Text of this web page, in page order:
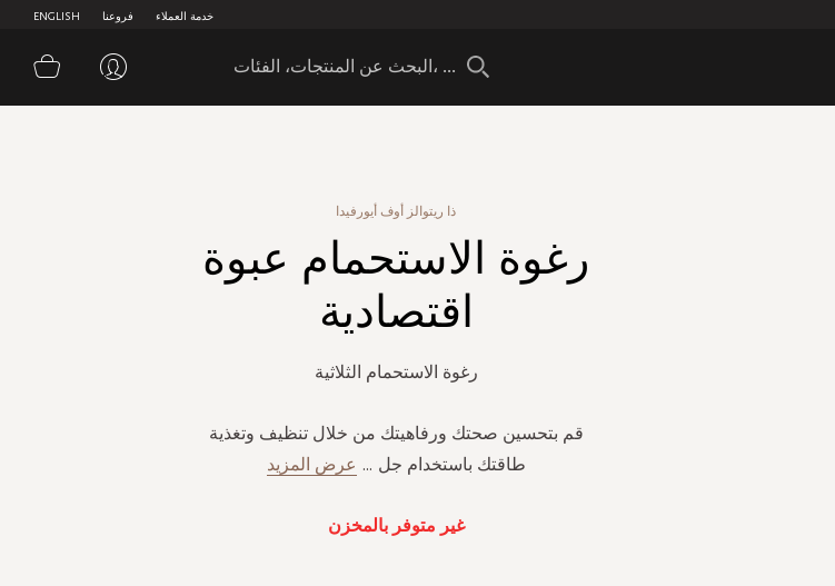
ENGLISH فروعنا خدمة العملاء
سلة
ذا ريتوالز أوف أيورفيدا
رغوة الاستحمام عبوة
اقتصادية
رغوة الاستحمام الثلاثية
قم بتحسين صحتك ورفاهيتك من خلال تنظيف وتغذية
طاقتك باستخدام جل ... عرض المزيد
غير متوفر بالمخزن